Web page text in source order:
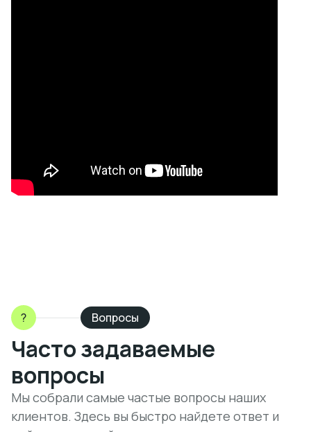
? Вопросы
Часто задаваемые
вопросы
Мы собрали самые частые вопросы наших
клиентов. Здесь вы быстро найдете ответ и